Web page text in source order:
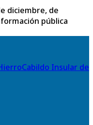
diciembre, de
pública
Cabildo Insular de